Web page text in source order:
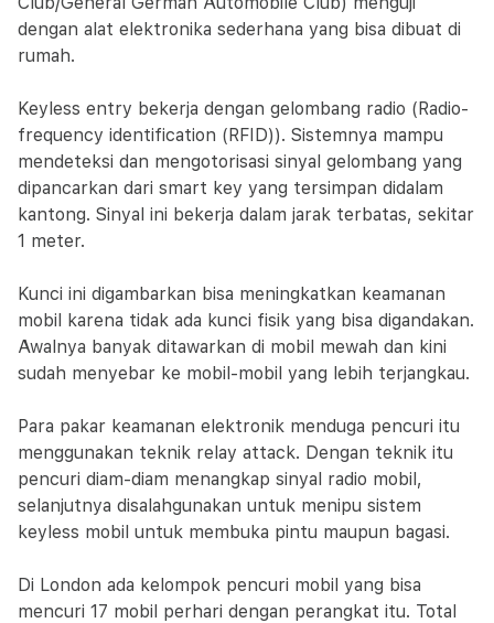
dengan alat elektronika sederhana yang bisa dibuat di
rumah.
Keyless entry bekerja dengan gelombang radio (Radio-
frequency identification (RFID)). Sistemnya mampu
mendeteksi dan mengotorisasi sinyal gelombang yang
dipancarkan dari smart key yang tersimpan didalam
kantong. Sinyal ini bekerja dalam jarak terbatas, sekitar
1 meter.
Kunci ini digambarkan bisa meningkatkan keamanan
mobil karena tidak ada kunci fisik yang bisa digandakan.
Awalnya banyak ditawarkan di mobil mewah dan kini
sudah menyebar ke mobil-mobil yang lebih terjangkau.
Para pakar keamanan elektronik menduga pencuri itu
menggunakan teknik relay attack. Dengan teknik itu
pencuri diam-diam menangkap sinyal radio mobil,
selanjutnya disalahgunakan untuk menipu sistem
keyless mobil untuk membuka pintu maupun bagasi.
Di London ada kelompok pencuri mobil yang bisa
mencuri 17 mobil perhari dengan perangkat itu. Total